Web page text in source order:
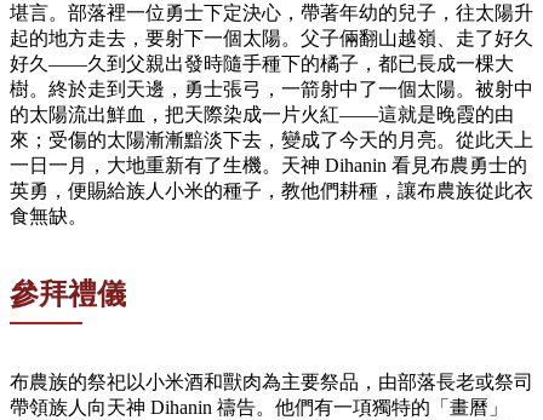
堪言。部落裡一位勇士下定決心，帶著年幼的兒子，往太陽升
起的地方走去，要射下一個太陽。父子倆翻山越嶺、走了好久
好久——久到父親出發時隨手種下的橘子，都已長成一棵大
樹。終於走到天邊，勇士張弓，一箭射中了一個太陽。被射中
的太陽流出鮮血，把天際染成一片火紅——這就是晚霞的由
來；受傷的太陽漸漸黯淡下去，變成了今天的月亮。從此天上
一日一月，大地重新有了生機。天神 Dihanin 看見布農勇士的
英勇，便賜給族人小米的種子，教他們耕種，讓布農族從此衣
食無缺。
參拜禮儀
布農族的祭祀以小米酒和獸肉為主要祭品，由部落長老或祭司
帶領族人向天神 Dihanin 禱告。他們有一項獨特的「畫曆」